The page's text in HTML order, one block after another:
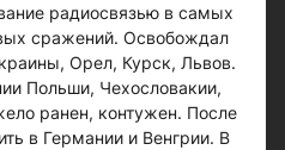
радиосвязью в самых
сражений. Освобождал
Орел, Курск, Львов.
Польши, Чехословакии,
ранен, контужен. После
в Германии и Венгрии. В